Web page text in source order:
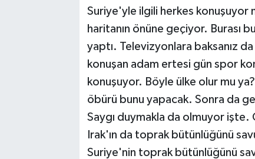
Suriye'yle ilgili herkes konuşuyor
haritanın önüne geçiyor. Burası
yaptı. Televizyonlara baksanız
konuşan adam ertesi gün spor
konuşuyor. Böyle ülke olur mu
öbürü bunu yapacak. Sonra da
Saygı duymakla da olmuyor
Irak'ın da toprak bütünlüğünü
Suriye'nin toprak bütünlüğünü